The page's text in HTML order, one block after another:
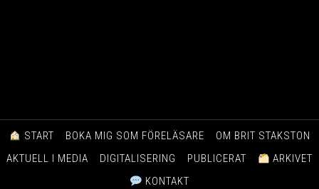
START BOKA MIG SOM FÖRELÄSARE
OM BRIT STAKSTON
AKTUELL I MEDIA
DIGITALISERING PUBLICERAT
ARKIVET
KONTAKT